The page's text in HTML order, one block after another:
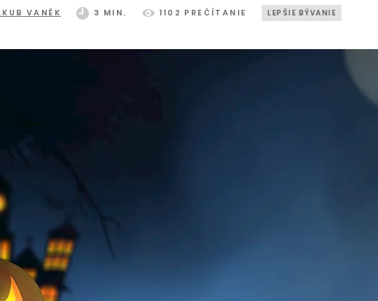
VANĚK 3 MIN. 1102 PREČÍTANIE LEPŠIE BÝVANIE